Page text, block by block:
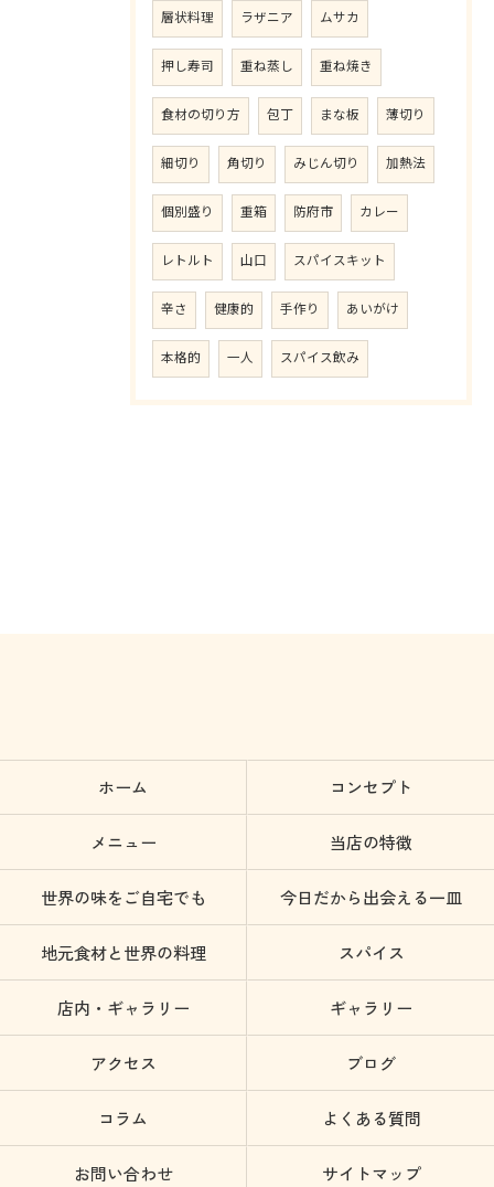
層状料理 ラザニア ムサカ
押し寿司 重ね蒸し 重ね焼き
食材の切り方 包丁 まな板 薄切り
細切り 角切り みじん切り 加熱法
個別盛り 重箱 防府市 カレー
レトルト 山口 スパイスキット
辛さ 健康的 手作り あいがけ
本格的 一人 スパイス飲み
ホーム コンセプト
メニュー 当店の特徴
世界の味をご自宅でも 今日だから出会える一皿
地元食材と世界の料理 スパイス
店内・ギャラリー ギャラリー
アクセス ブログ
コラム よくある質問
お問い合わせ サイトマップ